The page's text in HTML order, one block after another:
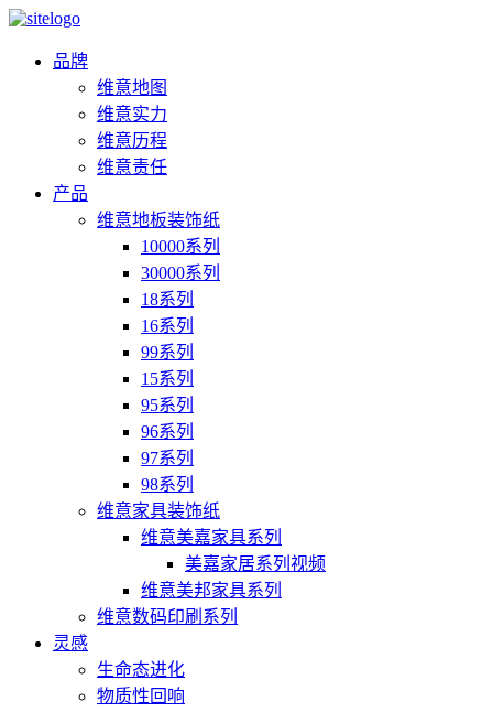
品牌
维意地图
维意实力
维意历程
维意责任
产品
维意地板装饰纸
10000系列
30000系列
18系列
16系列
99系列
15系列
95系列
96系列
97系列
98系列
维意家具装饰纸
维意美嘉家具系列
美嘉家居系列视频
维意美邦家具系列
维意数码印刷系列
灵感
生命态进化
物质性回响